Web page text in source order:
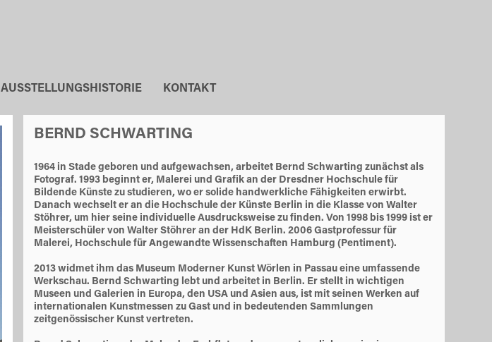
AUSSTELLUNGSHISTORIE KONTAKT
BERND SCHWARTING
1964 in Stade geboren und aufgewachsen, arbeitet Bernd Schwarting zunächst als
Fotograf. 1993 beginnt er, Malerei und Grafik an der Dresdner Hochschule für
Bildende Künste zu studieren, wo er solide handwerkliche Fähigkeiten erwirbt.
Danach wechselt er an die Hochschule der Künste Berlin in die Klasse von Walter
Stöhrer, um hier seine individuelle Ausdrucksweise zu finden. Von 1998 bis 1999 ist er
Meisterschüler von Walter Stöhrer an der HdK Berlin. 2006 Gastprofessur für
Malerei, Hochschule für Angewandte Wissenschaften Hamburg (Pentiment).
2013 widmet ihm das Museum Moderner Kunst Wörlen in Passau eine umfassende
Werkschau. Bernd Schwarting lebt und arbeitet in Berlin. Er stellt in wichtigen
Museen und Galerien in Europa, den USA und Asien aus, ist mit seinen Werken auf
internationalen Kunstmessen zu Gast und in bedeutenden Sammlungen
zeitgenössischer Kunst vertreten.